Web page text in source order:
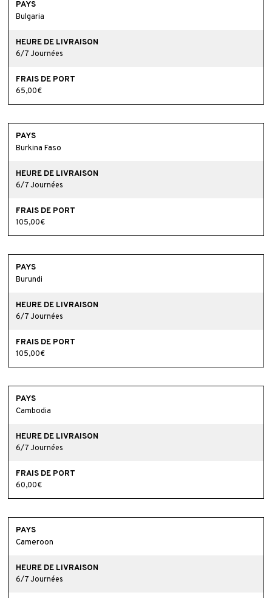
Bulgaria
6/7 Journées
65,00€
Burkina Faso
6/7 Journées
105,00€
Burundi
6/7 Journées
105,00€
Cambodia
6/7 Journées
60,00€
Cameroon
6/7 Journées